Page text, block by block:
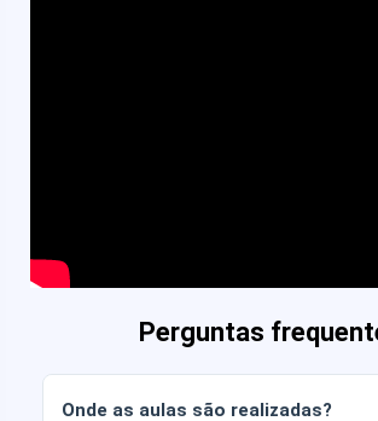
Perguntas
Onde as aulas são realizadas?